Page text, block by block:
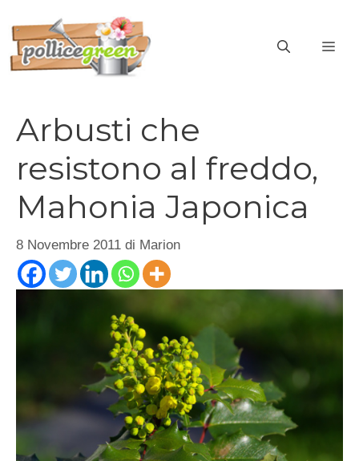
contenuto
Arbusti che
resistono al freddo,
Mahonia Japonica
8 Novembre 2011 di Marion